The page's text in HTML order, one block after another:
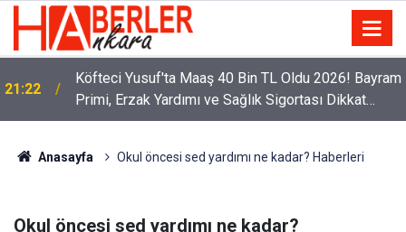
21:22
Köfteci Yusuf'ta Maaş 40 Bin TL Oldu 2026! Bayram
Primi, Erzak Yardımı ve Sağlık Sigortası Dikkat
Çekti
Anasayfa Okul öncesi sed yardımı ne kadar? Haberleri
Okul öncesi sed yardımı ne kadar?